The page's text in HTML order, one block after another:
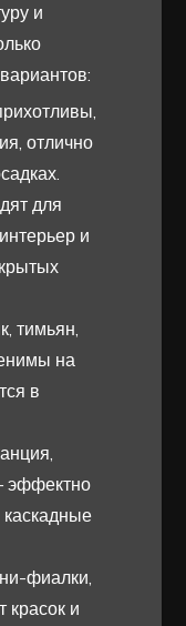
и
отлично
для
и
тимьян,
на
в
эффектно
каскадные
фиалки,
красок и